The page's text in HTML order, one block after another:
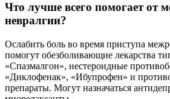
Что лучше всего помогает от
невралгии?
Ослабить боль во время приступа
помогут обезболивающие лекарства
«Спазмалгон», нестероидные
«Диклофенак», «Ибупрофен» и
препараты. Могут назначаться